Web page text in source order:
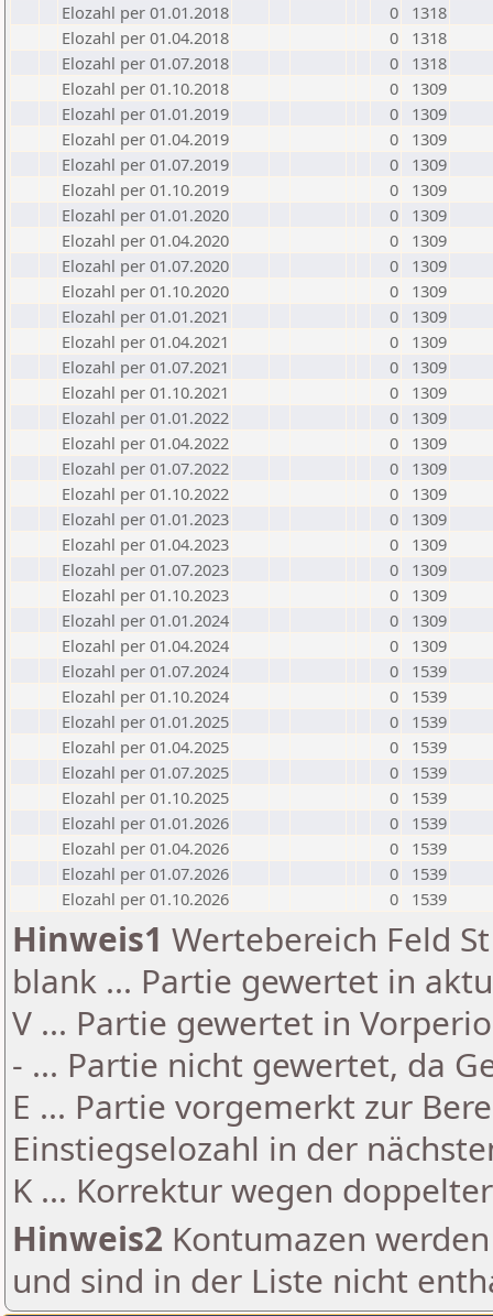
Elozahl per 01.01.2018
0
1318
Elozahl per 01.04.2018
0
1318
Elozahl per 01.07.2018
0
1318
Elozahl per 01.10.2018
0
1309
Elozahl per 01.01.2019
0
1309
Elozahl per 01.04.2019
0
1309
Elozahl per 01.07.2019
0
1309
Elozahl per 01.10.2019
0
1309
Elozahl per 01.01.2020
0
1309
Elozahl per 01.04.2020
0
1309
Elozahl per 01.07.2020
0
1309
Elozahl per 01.10.2020
0
1309
Elozahl per 01.01.2021
0
1309
Elozahl per 01.04.2021
0
1309
Elozahl per 01.07.2021
0
1309
Elozahl per 01.10.2021
0
1309
Elozahl per 01.01.2022
0
1309
Elozahl per 01.04.2022
0
1309
Elozahl per 01.07.2022
0
1309
Elozahl per 01.10.2022
0
1309
Elozahl per 01.01.2023
0
1309
Elozahl per 01.04.2023
0
1309
Elozahl per 01.07.2023
0
1309
Elozahl per 01.10.2023
0
1309
Elozahl per 01.01.2024
0
1309
Elozahl per 01.04.2024
0
1309
Elozahl per 01.07.2024
0
1539
Elozahl per 01.10.2024
0
1539
Elozahl per 01.01.2025
0
1539
Elozahl per 01.04.2025
0
1539
Elozahl per 01.07.2025
0
1539
Elozahl per 01.10.2025
0
1539
Elozahl per 01.01.2026
0
1539
Elozahl per 01.04.2026
0
1539
Elozahl per 01.07.2026
0
1539
Elozahl per 01.10.2026
0 1539
Hinweis1 Wertebereich Feld
blank ... Partie gewertet in
V ... Partie gewertet in
- ... Partie nicht gewertet, da
E ... Partie vorgemerkt zur
Einstiegselozahl in der
K ... Korrektur wegen
Hinweis2 Kontumazen
und sind in der Liste nicht